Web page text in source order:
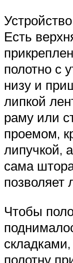
Есть
полотно с
низу и
липкой
раму или
проемом,
липучкой,
сама
позволяет
Чтобы
полотну